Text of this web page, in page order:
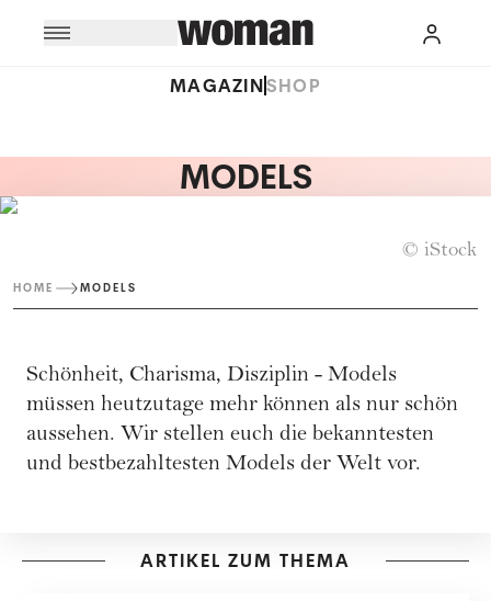
MAGAZINSHOP
MODELS
© iStock
HOME MODELS
Schönheit, Charisma, Disziplin - Models
müssen heutzutage mehr können als nur schön
aussehen. Wir stellen euch die bekanntesten
und bestbezahltesten Models der Welt vor.
ARTIKEL ZUM THEMA